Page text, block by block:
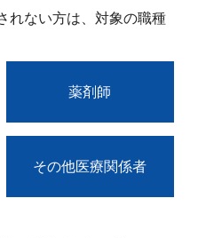
れない方は、対象の職種
薬剤師
その他医療関係者